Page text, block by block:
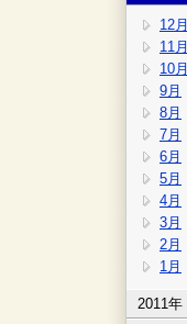
12月
11月
10月
9月
8月
7月
6月
5月
4月
3月
2月
1月
2011年